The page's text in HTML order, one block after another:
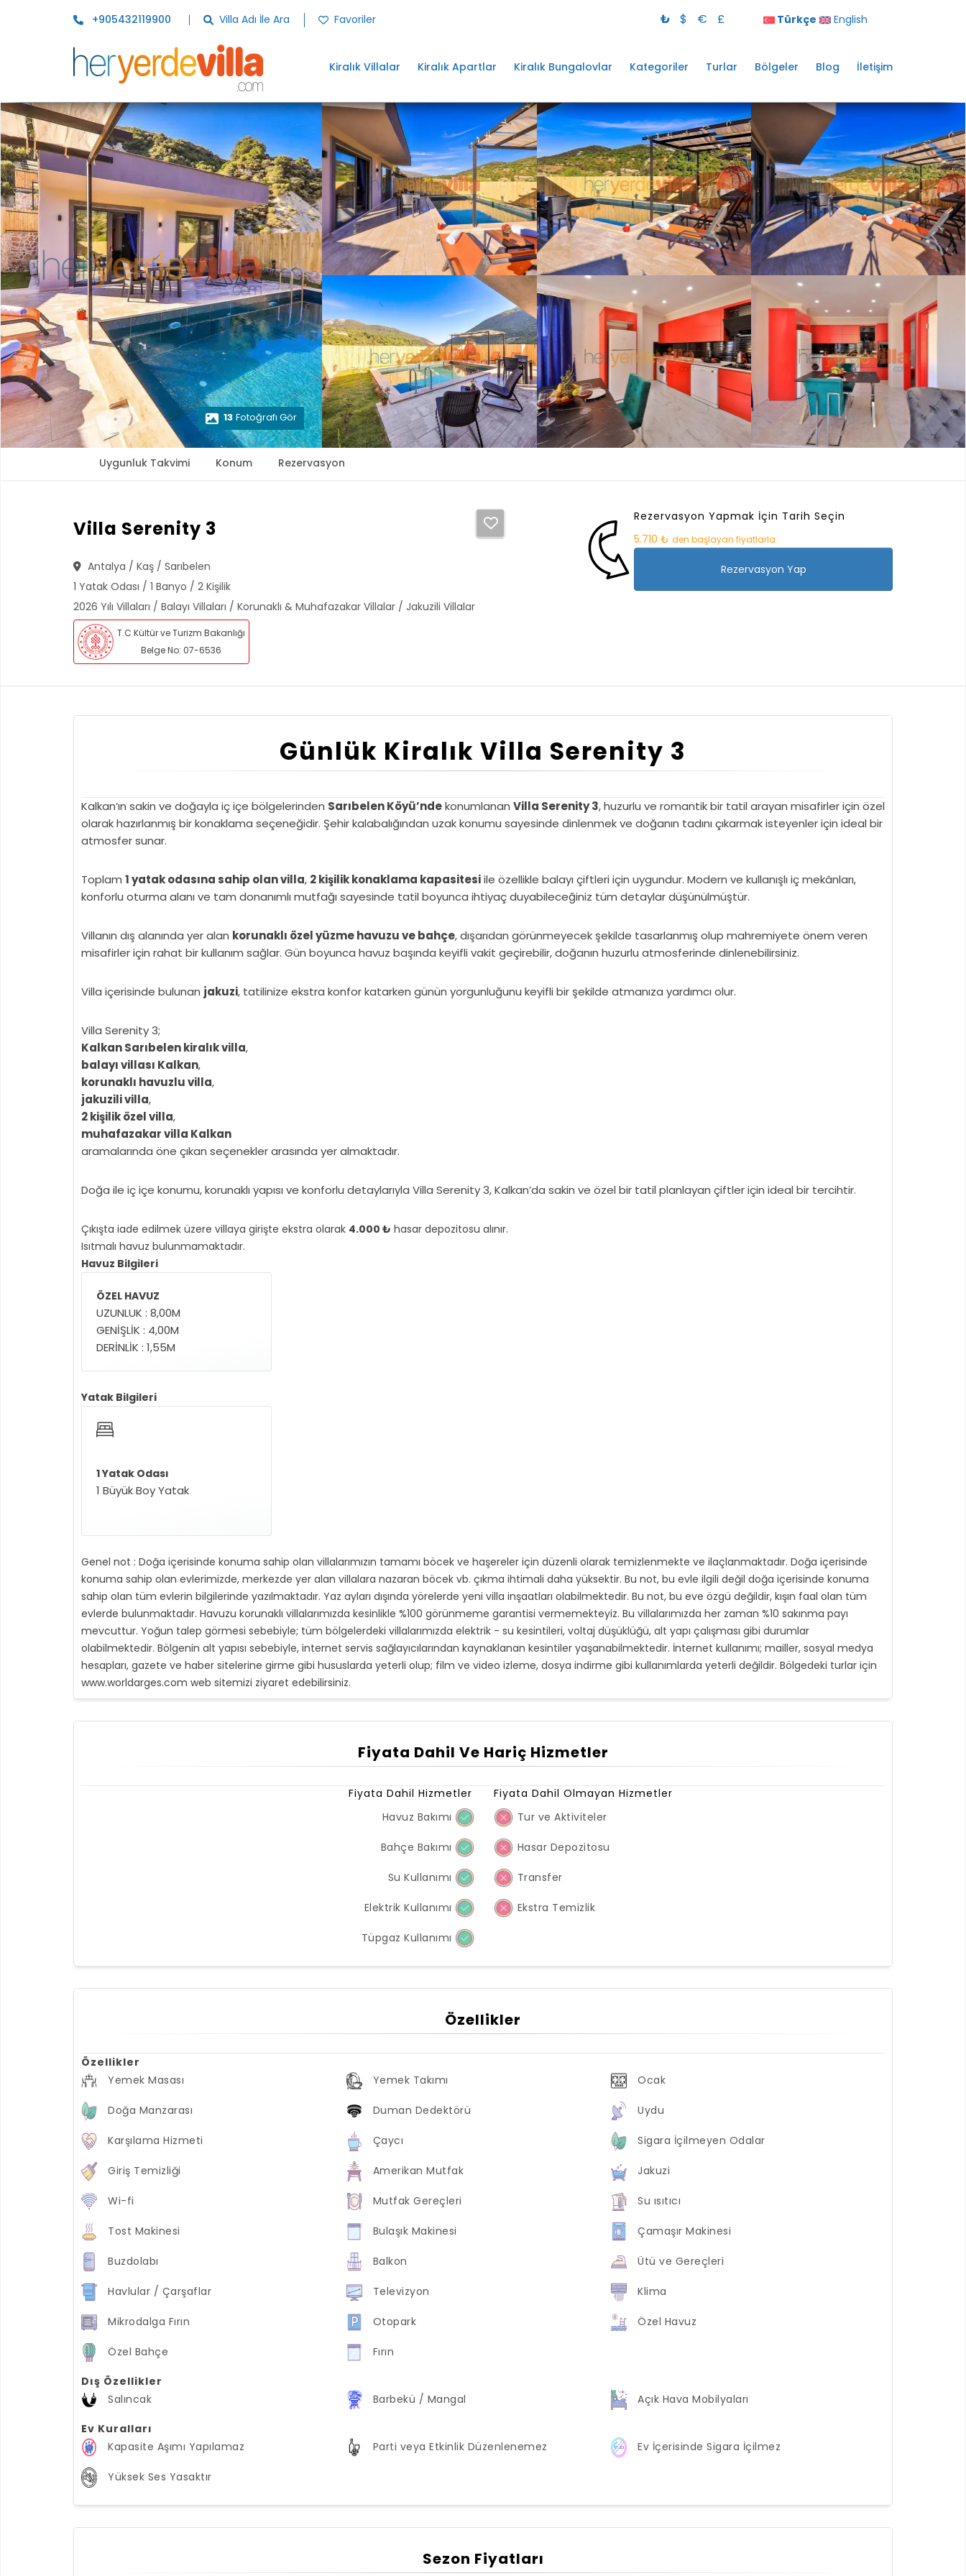
+905432119900 Villa Adı İle Ara Favoriler ₺ $ € £ Türkçe English
Kiralık Villalar Kiralık Apartlar Kiralık Bungalovlar Kategoriler Turlar Bölgeler Blog İletişim
13 Fotoğrafı Gör
Uygunluk Takvimi Konum Rezervasyon
Villa Serenity 3
Antalya / Kaş / Sarıbelen
1 Yatak Odası / 1 Banyo / 2 Kişilik
2026 Yılı Villaları / Balayı Villaları / Korunaklı & Muhafazakar Villalar / Jakuzili Villalar
T.C Kültür ve Turizm Bakanlığı
Belge No: 07-6536
Rezervasyon Yapmak İçin Tarih Seçin
5.710 ₺ den başlayan fiyatlarla
Rezervasyon Yap
Günlük Kiralık Villa Serenity 3
Kalkan’ın sakin ve doğayla iç içe bölgelerinden Sarıbelen Köyü’ndekonumlanan Villa Serenity 3, huzurlu ve romantik bir tatil arayan misafirler için özel
olarak hazırlanmış bir konaklama seçeneğidir. Şehir kalabalığından uzak konumu sayesinde dinlenmek ve doğanın tadını çıkarmak isteyenler için ideal bir
atmosfer sunar.
Toplam 1 yatak odasına sahip olan villa, 2 kişilik konaklama kapasitesiile özellikle balayı çiftleri için uygundur. Modern ve kullanışlı iç mekânları,
konforlu oturma alanı ve tam donanımlı mutfağı sayesinde tatil boyunca ihtiyaç duyabileceğiniz tüm detaylar düşünülmüştür.
Villanın dış alanında yer alan korunaklı özel yüzme havuzu ve bahçe, dışarıdan görünmeyecek şekilde tasarlanmış olup mahremiyete önem veren
misafirler için rahat bir kullanım sağlar. Gün boyunca havuz başında keyifli vakit geçirebilir, doğanın huzurlu atmosferinde dinlenebilirsiniz.
Villa içerisinde bulunan jakuzi, tatilinize ekstra konfor katarken günün yorgunluğunu keyifli bir şekilde atmanıza yardımcı olur.
Villa Serenity 3;
Kalkan Sarıbelen kiralık villa,
balayı villası Kalkan,
korunaklı havuzlu villa,
jakuzili villa,
2 kişilik özel villa,
muhafazakar villa Kalkan
aramalarında öne çıkan seçenekler arasında yer almaktadır.
Doğa ile iç içe konumu, korunaklı yapısı ve konforlu detaylarıyla Villa Serenity 3, Kalkan’da sakin ve özel bir tatil planlayan çiftler için ideal bir tercihtir.
Çıkışta iade edilmek üzere villaya girişte ekstra olarak 4.000 ₺ hasar depozitosu alınır.
Isıtmalı havuz bulunmamaktadır.
Havuz Bilgileri
ÖZEL HAVUZ
UZUNLUK : 8,00M
GENİŞLİK : 4,00M
DERİNLİK : 1,55M
Yatak Bilgileri
1 Yatak Odası
1 Büyük Boy Yatak
Genel not : Doğa içerisinde konuma sahip olan villalarımızın tamamı böcek ve haşereler için düzenli olarak temizlenmekte ve ilaçlanmaktadır. Doğa içerisinde
konuma sahip olan evlerimizde, merkezde yer alan villalara nazaran böcek vb. çıkma ihtimali daha yüksektir. Bu not, bu evle ilgili değil doğa içerisinde konuma
sahip olan tüm evlerin bilgilerinde yazılmaktadır. Yaz ayları dışında yörelerde yeni villa inşaatları olabilmektedir. Bu not, bu eve özgü değildir, kışın faal olan tüm
evlerde bulunmaktadır. Havuzu korunaklı villalarımızda kesinlikle %100 görünmeme garantisi vermemekteyiz. Bu villalarımızda her zaman %10 sakınma payı
mevcuttur. Yoğun talep görmesi sebebiyle; tüm bölgelerdeki villalarımızda elektrik - su kesintileri, voltaj düşüklüğü, alt yapı çalışması gibi durumlar
olabilmektedir. Bölgenin alt yapısı sebebiyle, internet servis sağlayıcılarından kaynaklanan kesintiler yaşanabilmektedir. İnternet kullanımı; mailler, sosyal medya
hesapları, gazete ve haber sitelerine girme gibi hususlarda yeterli olup; film ve video izleme, dosya indirme gibi kullanımlarda yeterli değildir. Bölgedeki turlar için
www.worldarges.com web sitemizi ziyaret edebilirsiniz.
Fiyata Dahil Ve Hariç Hizmetler
Fiyata Dahil Hizmetler
Havuz Bakımı
Bahçe Bakımı
Su Kullanımı
Elektrik Kullanımı
Tüpgaz Kullanımı
Fiyata Dahil Olmayan Hizmetler
Tur ve Aktiviteler
Hasar Depozitosu
Transfer
Ekstra Temizlik
Özellikler
Özellikler
Yemek Masası
Yemek Takımı Ocak
Doğa Manzarası Duman Dedektörü Uydu
Karşılama Hizmeti Çaycı Sigara İçilmeyen Odalar
Giriş Temizliği Amerikan Mutfak Jakuzi
Wi-fi Mutfak Gereçleri Su ısıtıcı
Tost Makinesi Bulaşık Makinesi Çamaşır Makinesi
Buzdolabı Balkon Ütü ve Gereçleri
Havlular / Çarşaflar Televizyon Klima
Mikrodalga Fırın Otopark Özel Havuz
Özel Bahçe Fırın
Dış Özellikler
Salıncak
Barbekü / Mangal Açık Hava Mobilyaları
Ev Kuralları
Kapasite Aşımı Yapılamaz
Parti veya Etkinlik Düzenlenemez Ev İçerisinde Sigara İçilmez
Yüksek Ses Yasaktır
Sezon Fiyatları